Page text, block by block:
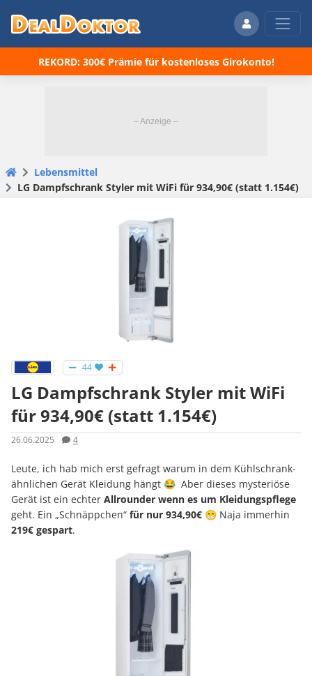
REKORD: 300€ Prämie für kostenloses Girokonto!
Lebensmittel
LG Dampfschrank Styler mit WiFi für 934,90€ (statt 1.154€)
44
LG Dampfschrank Styler mit WiFi
für 934,90€ (statt 1.154€)
26.06.2025 4
Leute, ich hab mich erst gefragt warum in dem Kühlschrank-
ähnlichen Gerät Kleidung hängt 😂 Aber dieses mysteriöse
Gerät ist ein echter Allrounder wenn es um Kleidungspflege
geht. Ein „Schnäppchen“ für nur 934,90€ 😁 Naja immerhin
219€ gespart.